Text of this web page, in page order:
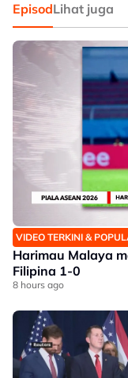
EpisodLihat juga
VIDEO TERKINI &
Harimau Malaya
Filipina 1-0
8 hours ago